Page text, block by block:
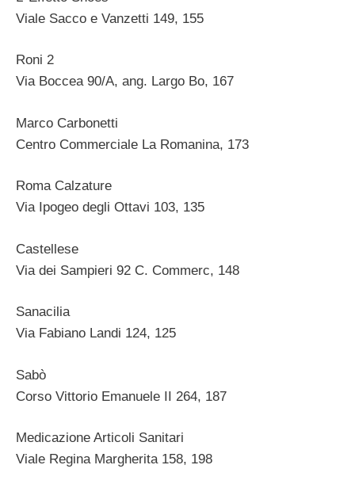
Viale Sacco e Vanzetti 149, 155
Roni 2
Via Boccea 90/A, ang. Largo Bo, 167
Marco Carbonetti
Centro Commerciale La Romanina, 173
Roma Calzature
Via Ipogeo degli Ottavi 103, 135
Castellese
Via dei Sampieri 92 C. Commerc, 148
Sanacilia
Via Fabiano Landi 124, 125
Sabò
Corso Vittorio Emanuele II 264, 187
Medicazione Articoli Sanitari
Viale Regina Margherita 158, 198